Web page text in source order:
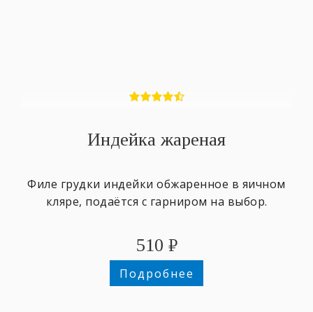
Индейка жареная
Филе грудки индейки обжаренное в яичном
кляре, подаётся с гарниром на выбор.
510 ₽
Подробнее